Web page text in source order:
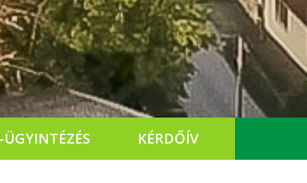
ÜGYINTÉZÉS KÉRDŐÍV